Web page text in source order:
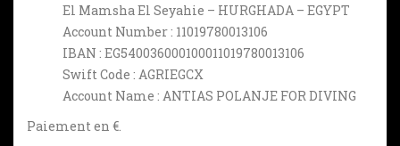
El Mamsha El Seyahie – HURGHADA – EGYPT
Account Number : 11019780013106
IBAN : EG540036000100011019780013106
Swift Code : AGRIEGCX
Account Name : ANTIAS POLANJE FOR DIVING
Paiement en €.